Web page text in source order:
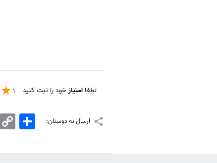
لطفا امتیازخود را ثبت کنید 1
ارسال به دوستان: Copy
Link
اشتراک